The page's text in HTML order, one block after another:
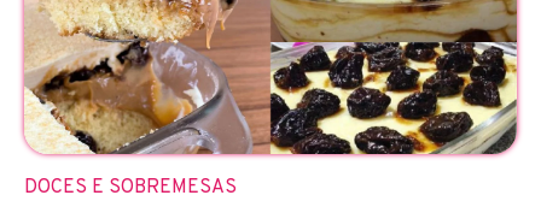
DOCES E SOBREMESAS